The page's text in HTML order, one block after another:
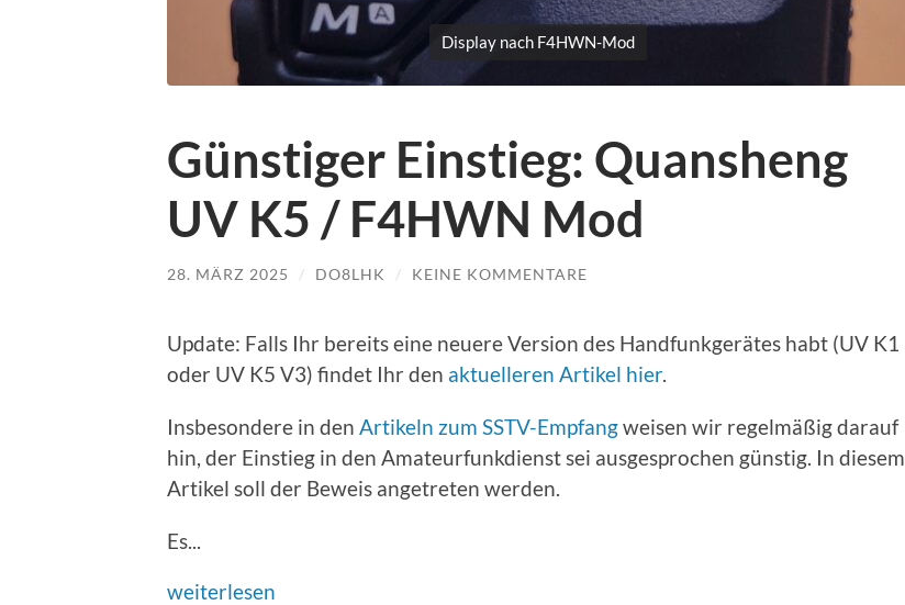
Display nach F4HWN-Mod
Günstiger Einstieg: Quansheng
UV K5 / F4HWN Mod
28. MÄRZ 2025 / DO8LHK / KEINE KOMMENTARE
Update: Falls Ihr bereits eine neuere Version des Handfunkgerätes habt (UV K1
oder UV K5 V3) findet Ihr den aktuelleren Artikel hier.
Insbesondere in den Artikeln zum SSTV-Empfangweisen wir regelmäßig darauf
hin, der Einstieg in den Amateurfunkdienst sei ausgesprochen günstig. In diesem
Artikel soll der Beweis angetreten werden.
Es...
weiterlesen